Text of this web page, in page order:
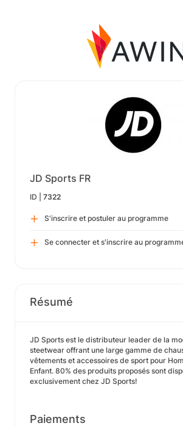
JD Sports FR
ID | 7322
S'inscrire et postuler au programme
Se connecter et s'inscrire au
Résumé
JD Sports est le distributeur leader de la
steetwear offrant une large gamme de
vêtements et accessoires de sport pour
Enfant. 80% des produits proposés sont
exclusivement chez JD Sports!
Paiements